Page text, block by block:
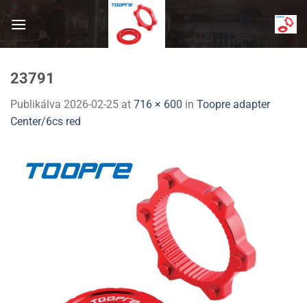
23791
Publikálva 2026-02-25 at 716 × 600 in Toopre adapter
Center/6cs red